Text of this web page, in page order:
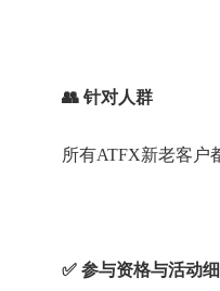
👥 针对人群
所有ATFX新老客户
✅ 参与资格与活动